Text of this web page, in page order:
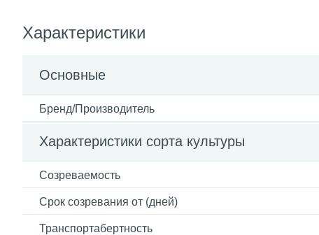
Характеристики
Основные
Бренд/Производитель
Характеристики сорта культуры
Созреваемость
Срок созревания от (дней)
Транспортабертность